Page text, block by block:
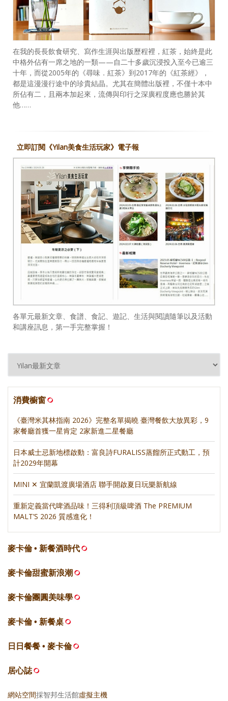
在我的長長飲食研究、寫作生涯與出版歷程裡，紅茶，始終是此
中格外佔有一席之地的一類——自二十多歲沉浸投入至今已逾三
十年，而從2005年的《尋味．紅茶》到2017年的《紅茶經》，
都是這漫漫行途中的珍貴結晶。尤其在簡體出版裡，不僅十本中
所佔有二，且兩本加起來，流傳與印行之深廣程度應也勝於其
他……
立即訂閱《Yilan美食生活玩家》電子報
各單元最新文章、食譜、食記、遊記、生活與閱讀隨筆以及活動
和講座訊息，第一手完整掌握！
消費櫥窗
《臺灣米其林指南 2026》完整名單揭曉 臺灣餐飲大放異彩，9
家餐廳首獲一星肯定 2家新進二星餐廳
日本威士忌新地標啟動：富良詩FURALISS蒸餾所正式動工，預
計2029年開幕
MINI ✕ 宜蘭凱渡廣場酒店 聯手開啟夏日玩樂新航線
重新定義當代啤酒品味！三得利頂級啤酒 The PREMIUM
MALT’S 2026 質感進化！
麥卡倫 • 新餐酒時代
麥卡倫甜蜜新浪潮
麥卡倫團圓美味學
麥卡倫 • 新餐桌
日日餐餐 • 麥卡倫
居心誌
網站空間採智邦生活館虛擬主機